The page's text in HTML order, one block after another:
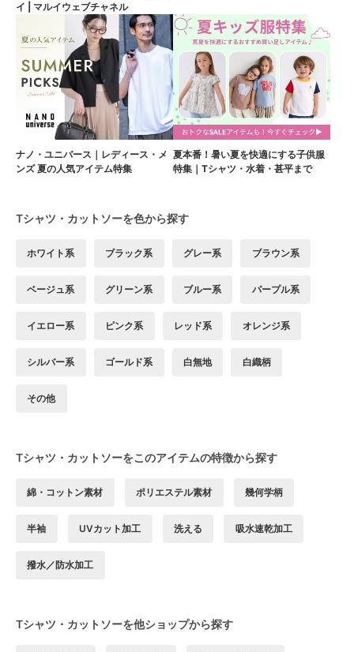
イ | マルイウェブチャネル
ナノ・ユニバース｜レディース・メ
ンズ 夏の人気アイテム特集
夏本番！暑い夏を快適にする子供服
特集｜Tシャツ・水着・甚平まで
Tシャツ・カットソーを色から探す
ホワイト系 ブラック系 グレー系 ブラウン系
ベージュ系 グリーン系 ブルー系 パープル系
イエロー系 ピンク系 レッド系 オレンジ系
シルバー系 ゴールド系 白無地 白織柄
その他
Tシャツ・カットソーをこのアイテムの特徴から探す
綿・コットン素材 ポリエステル素材 幾何学柄
半袖 UVカット加工 洗える 吸水速乾加工
撥水／防水加工
Tシャツ・カットソーを他ショップから探す